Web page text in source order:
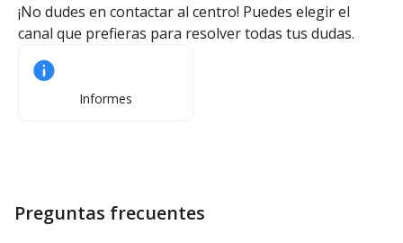
¡No dudes en contactar al centro! Puedes elegir el
canal que prefieras para resolver todas tus dudas.
Informes
Preguntas frecuentes